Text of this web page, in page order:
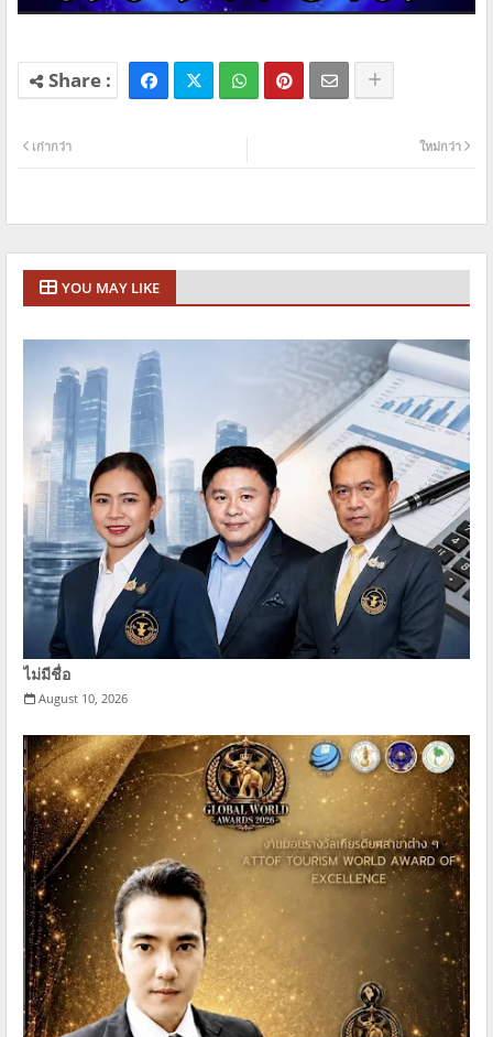
ใหม่กว่า
เก่ากว่า
YOU MAY LIKE
ไม่มีชื่อ
August 10, 2026